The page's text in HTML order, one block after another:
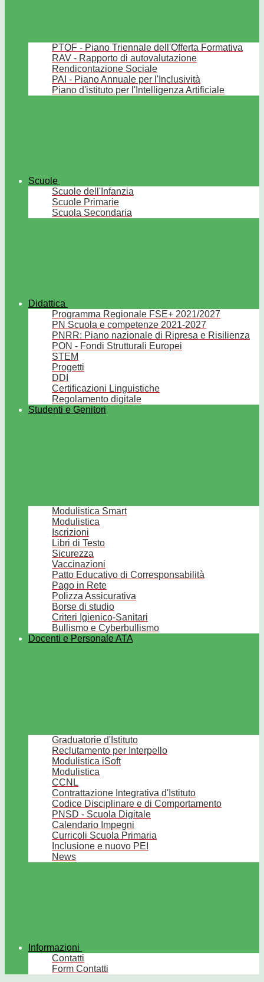
PTOF - Piano Triennale dell'Offerta Formativa
RAV - Rapporto di autovalutazione
Rendicontazione Sociale
PAI - Piano Annuale per l'Inclusività
Piano d'istituto per l'Intelligenza Artificiale
Scuole
Scuole dell'Infanzia
Scuole Primarie
Scuola Secondaria
Didattica
Programma Regionale FSE+ 2021/2027
PN Scuola e competenze 2021-2027
PNRR: Piano nazionale di Ripresa e Risilienza
PON - Fondi Strutturali Europei
STEM
Progetti
DDI
Certificazioni Linguistiche
Regolamento digitale
Studenti e Genitori
Modulistica Smart
Modulistica
Iscrizioni
Libri di Testo
Sicurezza
Vaccinazioni
Patto Educativo di Corresponsabilità
Pago in Rete
Polizza Assicurativa
Borse di studio
Criteri Igienico-Sanitari
Bullismo e Cyberbullismo
Docenti e Personale ATA
Graduatorie d'Istituto
Reclutamento per Interpello
Modulistica iSoft
Modulistica
CCNL
Contrattazione Integrativa d'Istituto
Codice Disciplinare e di Comportamento
PNSD - Scuola Digitale
Calendario Impegni
Curricoli Scuola Primaria
Inclusione e nuovo PEI
News
Informazioni
Contatti
Form Contatti